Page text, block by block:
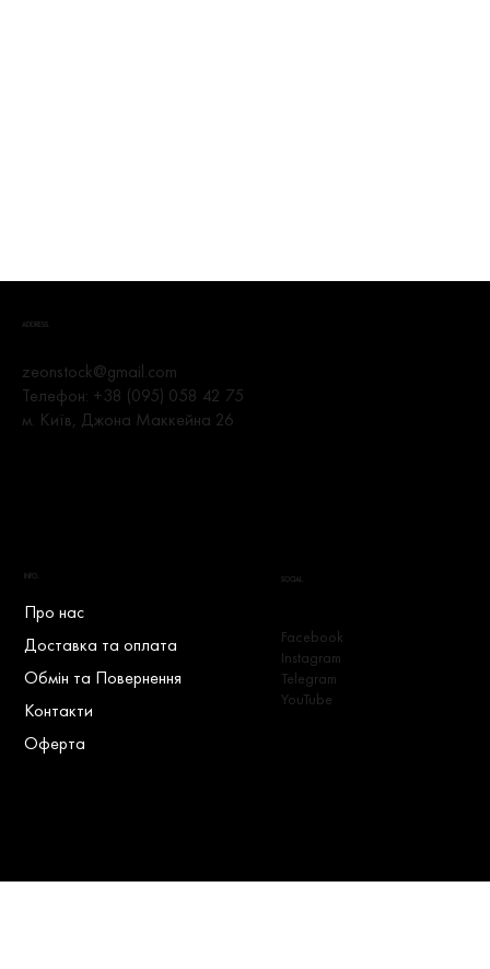
ADDRESS.
zeonstock@gmail.com
Телефон: +38 (095) 058 42 75
м. Київ, Джона Маккейна 26
INFO.
Про нас
Доставка та оплата
Обмін та Повернення
Контакти
Оферта
SOCIAL.
Facebook
Instagram
Telegram
YouTube